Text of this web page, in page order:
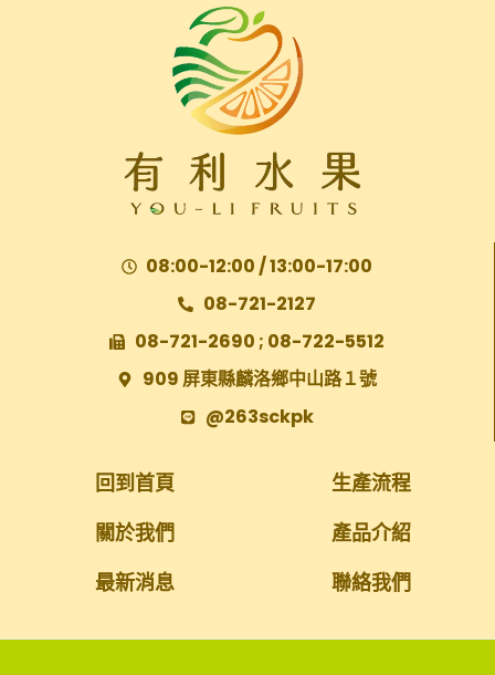
08:00-12:00 / 13:00-17:00
08-721-2127
08-721-2690 ; 08-722-5512
909 屏東縣麟洛鄉中山路１號
@263sckpk
回到首頁
關於我們
最新消息
生產流程
產品介紹
聯絡我們